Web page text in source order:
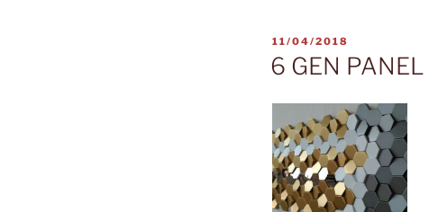
YAYIM
TARIHI
11/04/2018
6 GEN PANEL